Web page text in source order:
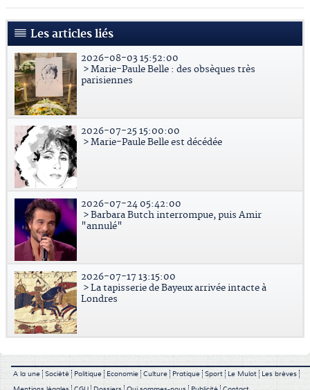
Les articles liés
2026-08-03 15:52:00
> Marie-Paule Belle : des obsèques très
parisiennes
2026-07-25 15:00:00
> Marie-Paule Belle est décédée
2026-07-24 05:42:00
> Barbara Butch interrompue, puis Amir
"annulé"
2026-07-17 13:15:00
> La tapisserie de Bayeux arrivée intacte à
Londres
A la une Société Politique Economie Culture Pratique Sport Le Mulot
Les brèves